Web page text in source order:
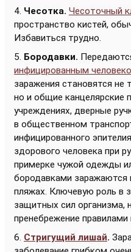
4. Чесотка. Чесоточный
пространство кистей,
Избавиться трудно.
5. Бородавки.
инфицированным
заражения становятся не
но и общие канцелярские
учреждениях, дверные
в общественном
инфицированного
здорового человека при
примерке чужой одежды
бородавками заражаются
пляжах. Ключевую роль в
защитных сил организма,
пренебрежение правилами
6. Стригущий лишай.